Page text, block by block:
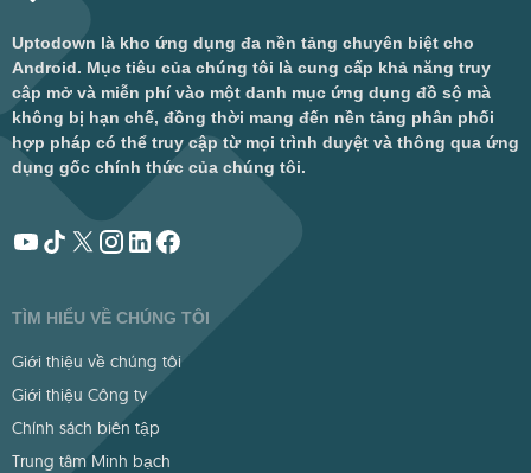
Uptodown là kho ứng dụng đa nền tảng chuyên biệt cho
Android. Mục tiêu của chúng tôi là cung cấp khả năng truy
cập mở và miễn phí vào một danh mục ứng dụng đồ sộ mà
không bị hạn chế, đồng thời mang đến nền tảng phân phối
hợp pháp có thể truy cập từ mọi trình duyệt và thông qua ứng
dụng gốc chính thức của chúng tôi.
TÌM HIỂU VỀ CHÚNG TÔI
Giới thiệu về chúng tôi
Giới thiệu Công ty
Chính sách biên tập
Trung tâm Minh bạch